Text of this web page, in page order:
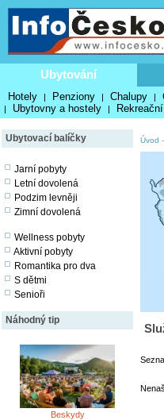
Ubytování
Hotely | Penziony | Chalupy |
| Ubytovny a hostely |
Ubytovací balíčky
Jarní pobyty
Letní dovolená
Podzim levněji
Zimní dovolená
Wellness pobyty
Aktivní pobyty
Romantika pro dva
S dětmi
Senioři
Náhodný tip
Beskydy
Úvod -